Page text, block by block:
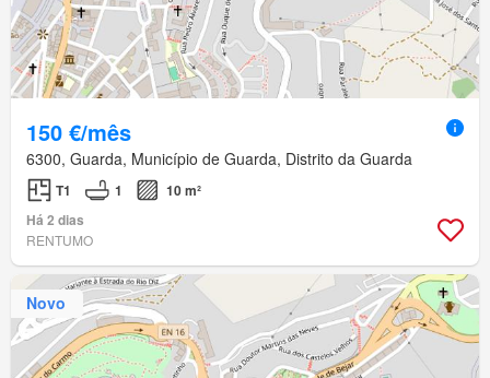
150 €/mês
6300, Guarda, Município de Guarda, Distrito da Guarda
T1 1
10 m²
Há 2 dias
RENTUMO
Novo